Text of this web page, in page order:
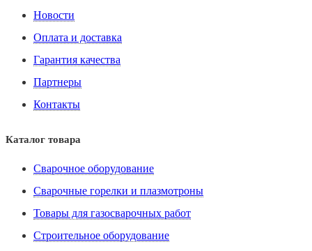
Новости
Оплата и доставка
Гарантия качества
Партнеры
Контакты
Каталог товара
Сварочное оборудование
Сварочные горелки и плазмотроны
Товары для газосварочных работ
Строительное оборудование